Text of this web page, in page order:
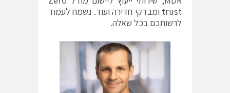
trust ומבדקי חדירה ועוד. נשמח לעמוד
לרשותכם בכל שאלה.